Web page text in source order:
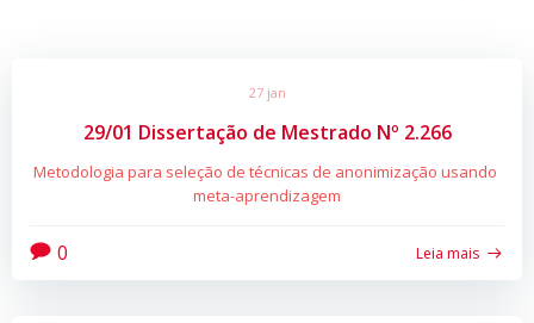
27 jan
29/01 Dissertação de Mestrado Nº 2.266
Metodologia para seleção de técnicas de anonimização usando
meta-aprendizagem
0 Leia mais